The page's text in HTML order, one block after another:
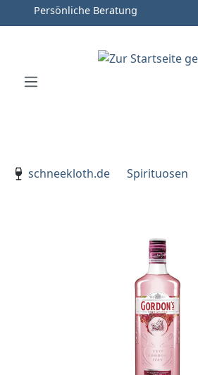
Zum Hauptinhalt springen
Zur Hauptnavigation springen
Persönliche Beratung
schneekloth.de
Spirituosen
Bildergalerie überspringen